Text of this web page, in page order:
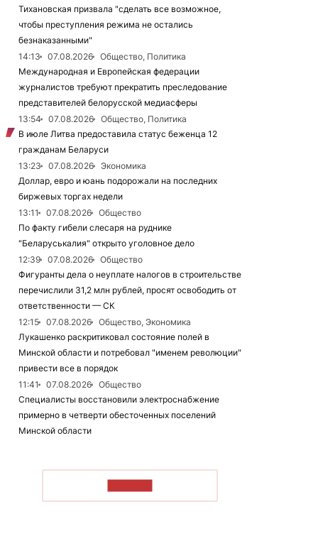
Тихановская призвала "сделать все возможное,
чтобы преступления режима не остались
безнаказанными"
14:13
07.08.2026
Общество, Политика
Международная и Европейская федерации
журналистов требуют прекратить преследование
представителей белорусской медиасферы
13:54
07.08.2026
Общество, Политика
В июле Литва предоставила статус беженца 12
гражданам Беларуси
13:23
07.08.2026
Экономика
Доллар, евро и юань подорожали на последних
биржевых торгах недели
13:11
07.08.2026
Общество
По факту гибели слесаря на руднике
"Беларуськалия" открыто уголовное дело
12:39
07.08.2026
Общество
Фигуранты дела о неуплате налогов в строительстве
перечислили 31,2 млн рублей, просят освободить от
ответственности — СК
12:15
07.08.2026
Общество, Экономика
Лукашенко раскритиковал состояние полей в
Минской области и потребовал "именем революции"
привести все в порядок
11:41
07.08.2026
Общество
Специалисты восстановили электроснабжение
примерно в четверти обесточенных поселений
Минской области